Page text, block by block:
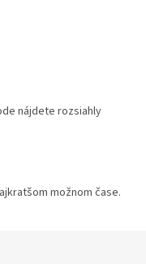
nájdete rozsiahly
možnom čase.